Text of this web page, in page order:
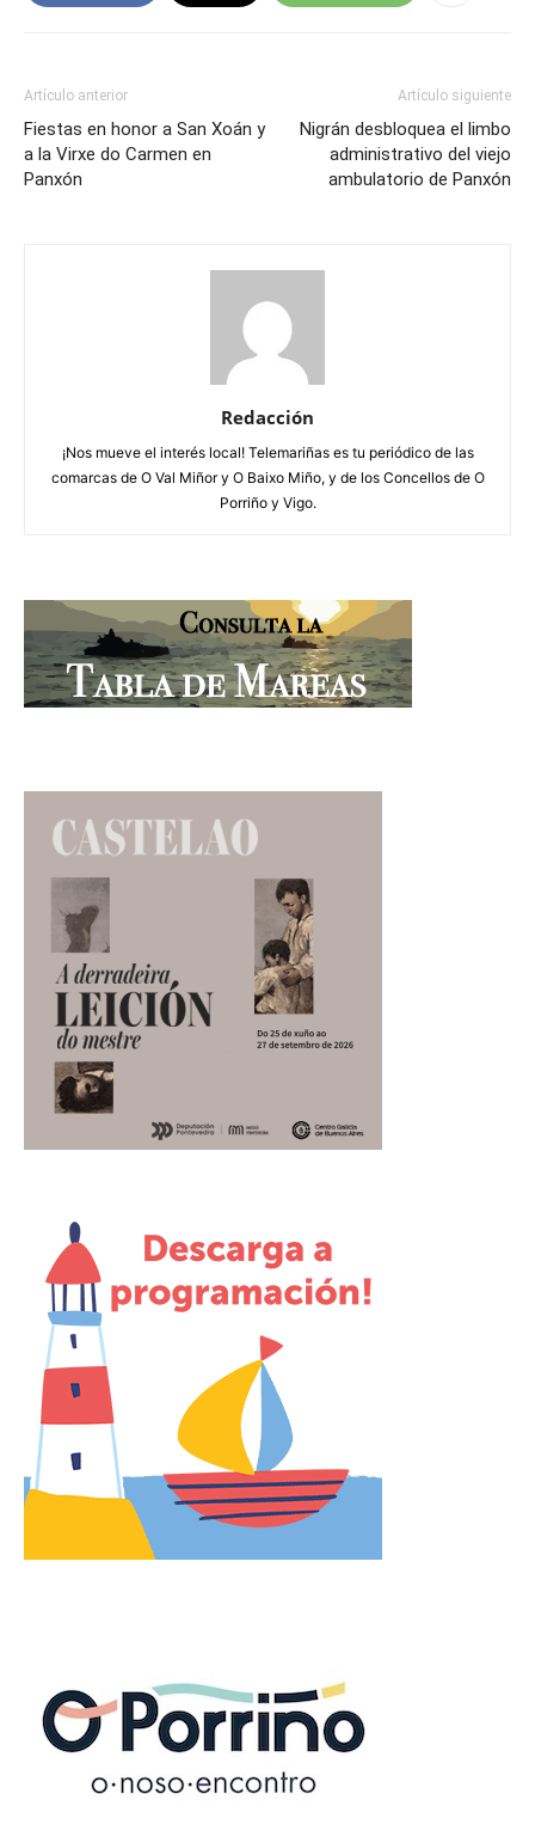
Artículo anterior
Fiestas en honor a San Xoán y
a la Virxe do Carmen en
Panxón
Artículo siguiente
Nigrán desbloquea el limbo
administrativo del viejo
ambulatorio de Panxón
Redacción
¡Nos mueve el interés local! Telemariñas es tu periódico de las
comarcas de O Val Miñor y O Baixo Miño, y de los Concellos de O
Porriño y Vigo.